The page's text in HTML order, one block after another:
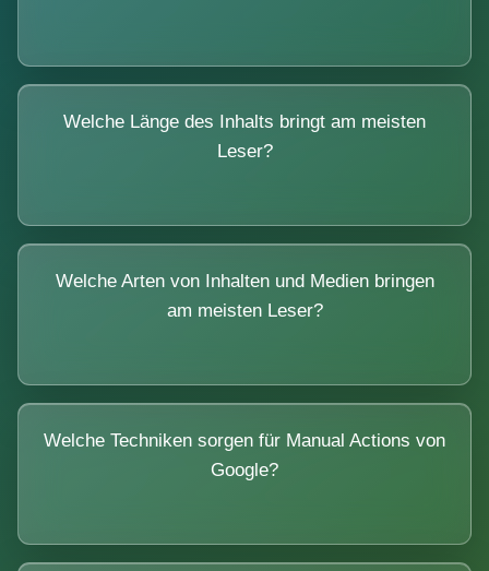
Welche Länge des Inhalts bringt am meisten
Leser?
Welche Arten von Inhalten und Medien bringen
am meisten Leser?
Welche Techniken sorgen für Manual Actions von
Google?